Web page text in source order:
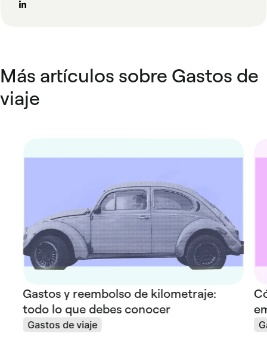
Más artículos sobre Gastos de
viaje
Gastos y reembolso de kilometraje:
todo lo que debes conocer
Gastos de viaje